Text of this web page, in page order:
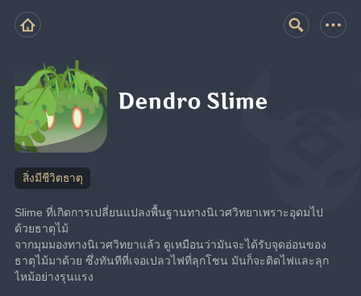
Dendro Slime
สิ่งมีชีวิตธาตุ
Slime ที่เกิดการเปลี่ยนแปลงพื้นฐานทางนิเวศวิทยาเพราะอุดมไป
ด้วยธาตุไม้
จากมุมมองทางนิเวศวิทยาแล้ว ดูเหมือนว่ามันจะได้รับจุดอ่อนของ
ธาตุไม้มาด้วย ซึ่งทันทีที่เจอเปลวไฟที่ลุกโชน มันก็จะติดไฟและลุก
ไหม้อย่างรุนแรง